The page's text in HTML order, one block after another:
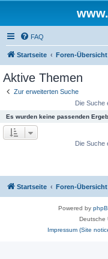
FAQ
Startseite Foren-Übersicht
Aktive Themen
Zur erweiterten Suche
Die Suche
Es wurden keine passenden
Die Suche
Startseite Foren-Übersicht
Powered by
Deutsche
Impressum (Site